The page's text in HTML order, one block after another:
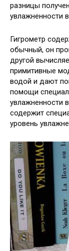
разницы
увлажненности
Гигрометр
обычный, он
другой
примитивные
водой и дают
помощи
увлажненности
содержит
уровень